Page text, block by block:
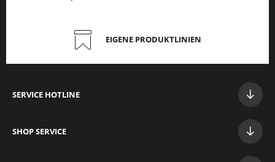
EIGENE PRODUKTLINIEN
SERVICE HOTLINE
SHOP SERVICE